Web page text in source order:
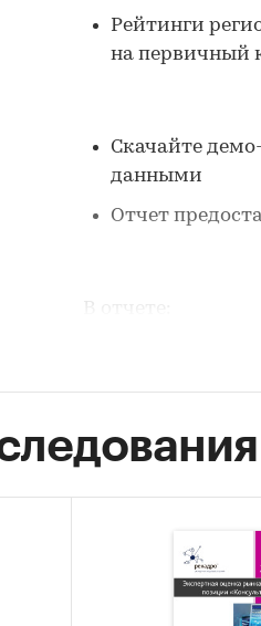
Рейтинги
на первичный
Скачайте
данными
Отчет
В отчете:
1. Данные по
Розничная
2000-2025,
аналогичному
Темпы